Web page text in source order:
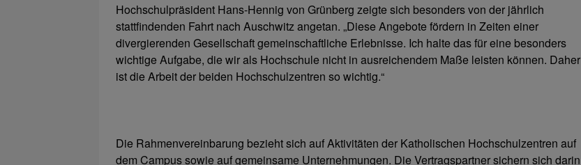
Hochschulpräsident Hans-Hennig von Grünberg zeigte sich besonders von der jährlich
stattfindenden Fahrt nach Auschwitz angetan. „Diese Angebote fördern in Zeiten einer
divergierenden Gesellschaft gemeinschaftliche Erlebnisse. Ich halte das für eine besonders
wichtige Aufgabe, die wir als Hochschule nicht in ausreichendem Maße leisten können. Daher
ist die Arbeit der beiden Hochschulzentren so wichtig.“
Die Rahmenvereinbarung bezieht sich auf Aktivitäten der Katholischen Hochschulzentren auf
dem Campus sowie auf gemeinsame Unternehmungen. Die Vertragspartner sichern sich darin